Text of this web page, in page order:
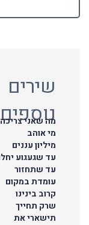
שירים
נוספים
מה שאני צריכה
מי אוהב
מיליון עננים
עד שגעגוע
עד שתחזור
עומדת במקום
קרוב בינינו
שרק תחייך
תישארי את